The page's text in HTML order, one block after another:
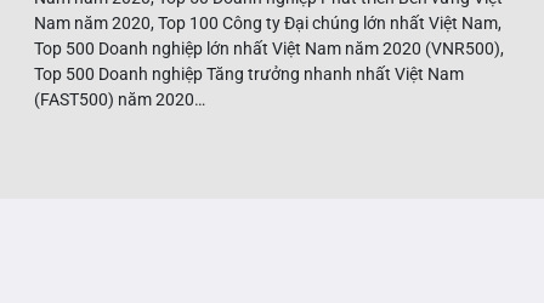
Nam năm 2020, Top 100 Công ty Đại chúng lớn nhất Việt Nam,
Top 500 Doanh nghiệp lớn nhất Việt Nam năm 2020 (VNR500),
Top 500 Doanh nghiệp Tăng trưởng nhanh nhất Việt Nam
(FAST500) năm 2020…